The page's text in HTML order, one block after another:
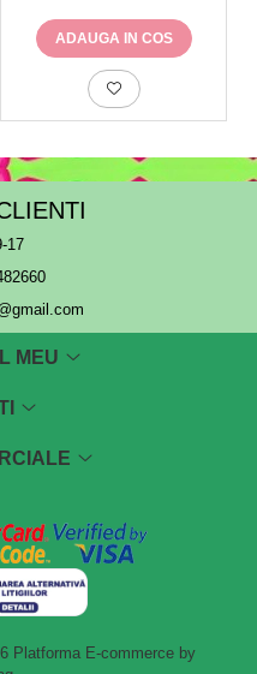
ADAUGA IN COS
17
MEU
Platforma E-commerce by